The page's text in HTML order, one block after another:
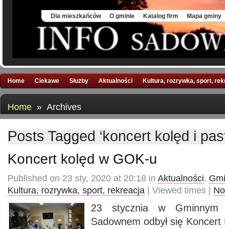
Dla mieszkańców O gminie Katalog firm Mapa gminy
Home Ciekawe Służby Aktualności Kultura, rozrywka, sport,
Home » Archives
Posts Tagged ‘koncert kolęd i
Koncert kolęd w GOK-u
Published on 23 sty, 2020 at 20:18 in Aktualności,
Kultura, rozrywka, sport, rekreacja | Viewed times |
23 stycznia w
Sadownem odbył się